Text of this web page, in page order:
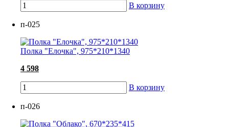
В корзину
п-025
Полка "Елочка", 975*210*1340
4 598
В корзину
п-026